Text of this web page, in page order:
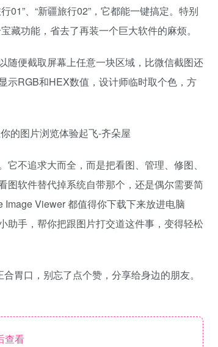
01”、“新疆旅行02”，它都能一键搞定。特别
藏功能，省去了再装一个巨大软件的麻烦。
随便截取屏幕上任意一块区域，比微信截图还
示RGB和HEX数值，设计师临时取个色，方
不追求大而全，而是把看图、管理、修图、
图软件替代掉系统自带那个，还是偶尔需要简
Viewer 都值得你下载下来放进电脑
助手，帮你把跟图片打交道这件事，变得轻松
胃口，别忘了点个赞，分享给身边的朋友。
查看